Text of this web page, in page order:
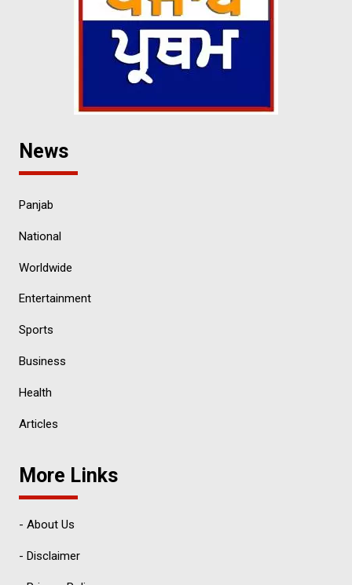
News
Panjab
National
Worldwide
Entertainment
Sports
Business
Health
Articles
More Links
- About Us
- Disclaimer